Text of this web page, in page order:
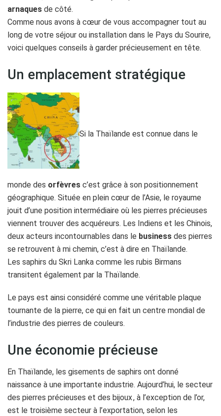
arnaques de côté.
Comme nous avons à cœur de vous accompagner tout au
long de votre séjour ou installation dans le Pays du Sourire,
voici quelques conseils à garder précieusement en tête.
Un emplacement stratégique
Si la Thaïlande est connue dans le
monde des orfèvres c’est grâce à son positionnement
géographique. Située en plein cœur de l’Asie, le royaume
jouit d’une position intermédiaire où les pierres précieuses
viennent trouver des acquéreurs. Les Indiens et les Chinois,
deux acteurs incontournables dans le business des pierres
se retrouvent à mi chemin, c’est à dire en Thaïlande.
Les saphirs du Skri Lanka comme les rubis Birmans
transitent également par la Thaïlande.
Le pays est ainsi considéré comme une véritable plaque
tournante de la pierre, ce qui en fait un centre mondial de
l’industrie des pierres de couleurs.
Une économie précieuse
En Thaïlande, les gisements de saphirs ont donné
naissance à une importante industrie. Aujourd’hui, le secteur
des pierres précieuses et des bijoux , à l’exception de l’or,
est le troisième secteur à l’exportation, selon les